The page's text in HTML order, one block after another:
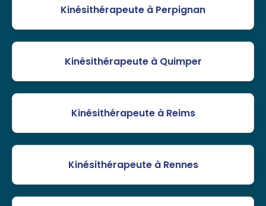
Kinésithérapeute à Perpignan
Kinésithérapeute à Quimper
Kinésithérapeute à Reims
Kinésithérapeute à Rennes